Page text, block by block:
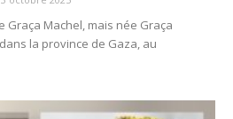
Graça Machel, mais née Graça
la province de Gaza, au